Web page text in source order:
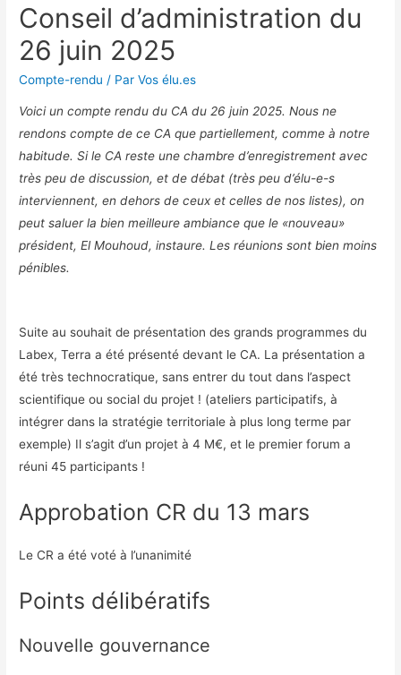
Conseil d’administration du
26 juin 2025
Compte-rendu / ParVos élu.es
Voici un compte rendu du CA du 26 juin 2025. Nous ne
rendons compte de ce CA que partiellement, comme à notre
habitude. Si le CA reste une chambre d’enregistrement avec
très peu de discussion, et de débat (très peu d’élu-e-s
interviennent, en dehors de ceux et celles de nos listes), on
peut saluer la bien meilleure ambiance que le «nouveau»
président, El Mouhoud, instaure. Les réunions sont bien moins
pénibles.
Suite au souhait de présentation des grands programmes du
Labex, Terra a été présenté devant le CA. La présentation a
été très technocratique, sans entrer du tout dans l’aspect
scientifique ou social du projet ! (ateliers participatifs, à
intégrer dans la stratégie territoriale à plus long terme par
exemple) Il s’agit d’un projet à 4 M€, et le premier forum a
réuni 45 participants !
Approbation CR du 13 mars
Le CR a été voté à l’unanimité
Points délibératifs
Nouvelle gouvernance